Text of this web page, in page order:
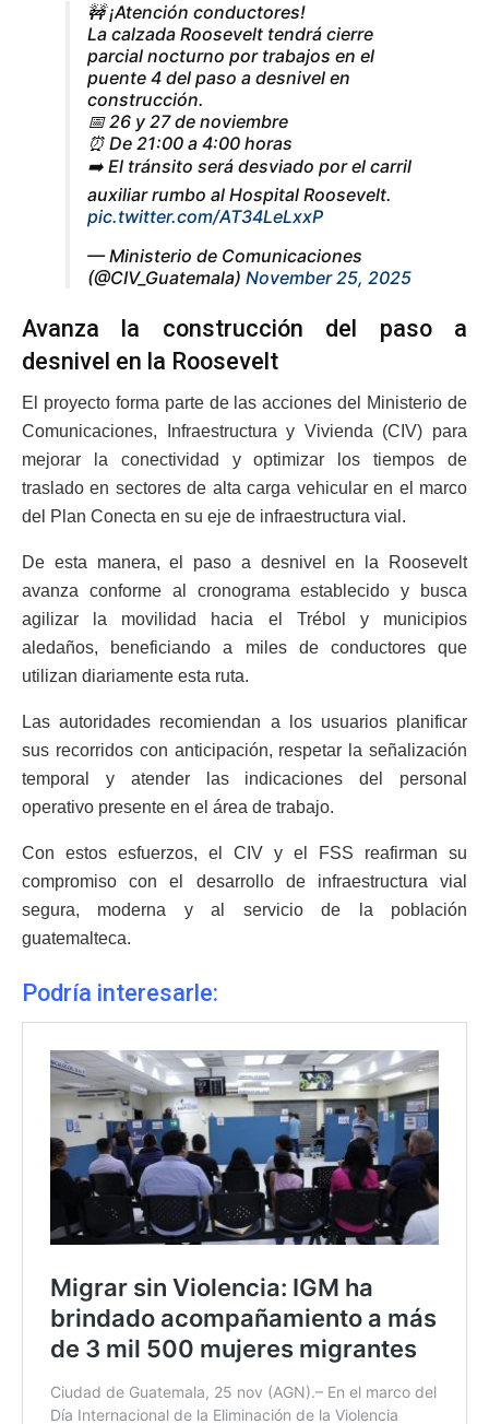
🚧 ¡Atención conductores!
La calzada Roosevelt tendrá cierre
parcial nocturno por trabajos en el
puente 4 del paso a desnivel en
construcción.
📅 26 y 27 de noviembre
⏰ De 21:00 a 4:00 horas
➡️ El tránsito será desviado por el carril
auxiliar rumbo al Hospital Roosevelt.
pic.twitter.com/AT34LeLxxP
— Ministerio de Comunicaciones
(@CIV_Guatemala) November 25, 2025
Avanza la construcción del paso a
desnivel en la Roosevelt
El proyecto forma parte de las acciones del Ministerio de
Comunicaciones, Infraestructura y Vivienda (CIV) para
mejorar la conectividad y optimizar los tiempos de
traslado en sectores de alta carga vehicular en el marco
del Plan Conecta en su eje de infraestructura vial.
De esta manera, el paso a desnivel en la Roosevelt
avanza conforme al cronograma establecido y busca
agilizar la movilidad hacia el Trébol y municipios
aledaños, beneficiando a miles de conductores que
utilizan diariamente esta ruta.
Las autoridades recomiendan a los usuarios planificar
sus recorridos con anticipación, respetar la señalización
temporal y atender las indicaciones del personal
operativo presente en el área de trabajo.
Con estos esfuerzos, el CIV y el FSS reafirman su
compromiso con el desarrollo de infraestructura vial
segura, moderna y al servicio de la población
guatemalteca.
Podría interesarle: